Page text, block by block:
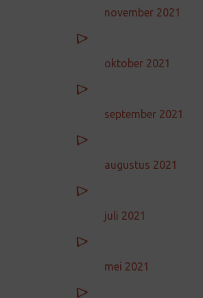
november 2021
oktober 2021
september 2021
augustus 2021
juli 2021
mei 2021